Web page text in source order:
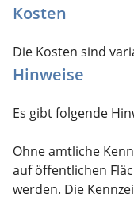
Kosten
Die Kosten sind
Hinweise
Es gibt folgende
Ohne amtliche
auf öffentlichen
werden. Die